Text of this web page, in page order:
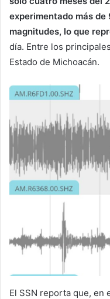
experimentado más
magnitudes, lo que
día. Entre los
Estado de Michoacán.
El SSN reporta que, en